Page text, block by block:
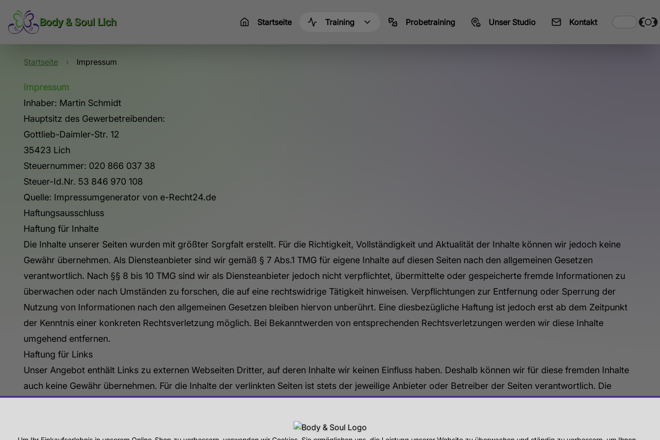
Body & Soul Lich Startseite Training Probetraining Unser Studio Kontakt
Startseite › Impressum
Impressum
Inhaber: Martin Schmidt
Hauptsitz des Gewerbetreibenden:
Gottlieb-Daimler-Str. 12
35423 Lich
Steuernummer: 020 866 037 38
Steuer-Id.Nr. 53 846 970 108
Quelle: Impressumgenerator von e-Recht24.de
Haftungsausschluss
Haftung für Inhalte
Die Inhalte unserer Seiten wurden mit größter Sorgfalt erstellt. Für die Richtigkeit, Vollständigkeit und Aktualität der Inhalte können wir jedoch keine
Gewähr übernehmen. Als Diensteanbieter sind wir gemäß § 7 Abs.1 TMG für eigene Inhalte auf diesen Seiten nach den allgemeinen Gesetzen
verantwortlich. Nach §§ 8 bis 10 TMG sind wir als Diensteanbieter jedoch nicht verpflichtet, übermittelte oder gespeicherte fremde Informationen zu
überwachen oder nach Umständen zu forschen, die auf eine rechtswidrige Tätigkeit hinweisen. Verpflichtungen zur Entfernung oder Sperrung der
Nutzung von Informationen nach den allgemeinen Gesetzen bleiben hiervon unberührt. Eine diesbezügliche Haftung ist jedoch erst ab dem Zeitpunkt
der Kenntnis einer konkreten Rechtsverletzung möglich. Bei Bekanntwerden von entsprechenden Rechtsverletzungen werden wir diese Inhalte
umgehend entfernen.
Haftung für Links
Unser Angebot enthält Links zu externen Webseiten Dritter, auf deren Inhalte wir keinen Einfluss haben. Deshalb können wir für diese fremden Inhalte
auch keine Gewähr übernehmen. Für die Inhalte der verlinkten Seiten ist stets der jeweilige Anbieter oder Betreiber der Seiten verantwortlich. Die
nicht zumutbar. Bei Bekanntwerden von Rechtsverletzungen werden wir derartige Links umgehend entfernen.